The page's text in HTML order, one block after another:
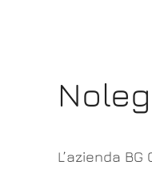
L’azienda